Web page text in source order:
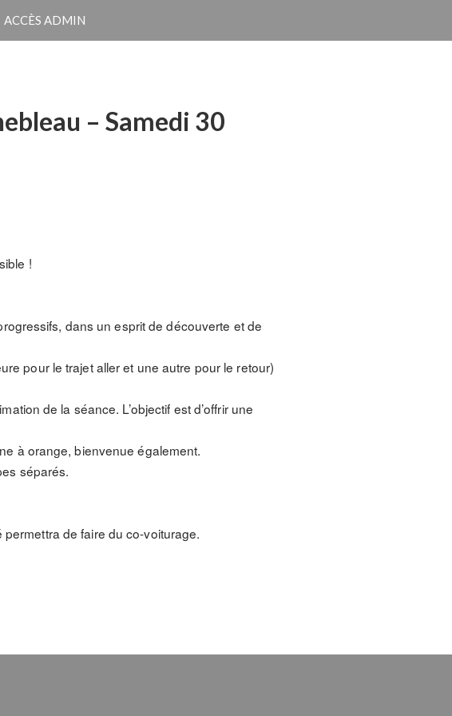
ACCÈS ADMIN
– Samedi 30
!
dans un esprit de découverte et de
pour le trajet aller et une autre pour le retour)
de la séance. L’objectif est d’offrir une
à orange, bienvenue également.
séparés.
de faire du co-voiturage.